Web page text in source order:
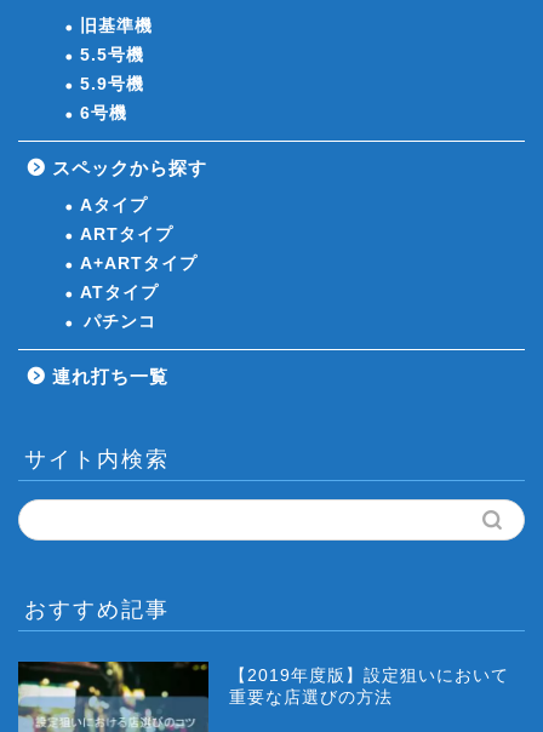
旧基準機
5.5号機
5.9号機
6号機
スペックから探す
Aタイプ
ARTタイプ
A+ARTタイプ
ATタイプ
パチンコ
連れ打ち一覧
サイト内検索
おすすめ記事
【2019年度版】設定狙いにおいて
重要な店選びの方法